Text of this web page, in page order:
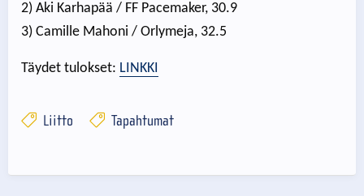
2) Aki Karhapää / FF Pacemaker, 30.9
3) Camille Mahoni / Orlymeja, 32.5
Täydet tulokset: LINKKI
Liitto Tapahtumat